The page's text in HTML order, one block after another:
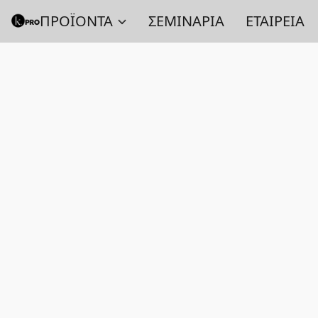
ΠΡΟΪΟΝΤΑ ΣΕΜΙΝΑΡΙΑ ΕΤΑΙΡΕΙΑ